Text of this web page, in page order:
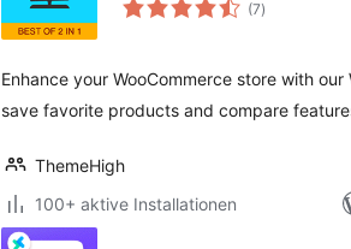
(7insgesamt
)
Enhance your WooCommerce store with
save favorite products and compare
ThemeHigh
100+ aktive Installationen